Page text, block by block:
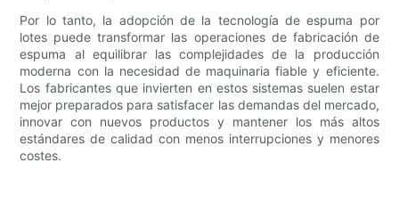
Por lo tanto, la adopción de la tecnología de espuma por
lotes puede transformar las operaciones de fabricación de
espuma al equilibrar las complejidades de la producción
moderna con la necesidad de maquinaria fiable y eficiente.
Los fabricantes que invierten en estos sistemas suelen estar
mejor preparados para satisfacer las demandas del mercado,
innovar con nuevos productos y mantener los más altos
estándares de calidad con menos interrupciones y menores
costes.